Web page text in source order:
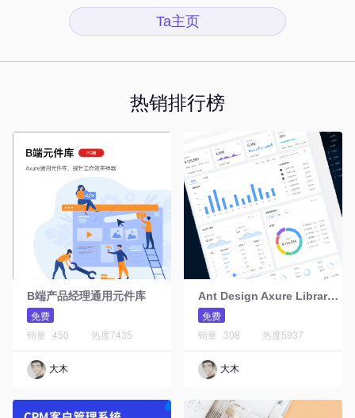
Ta主页
热销排行榜
B端产品经理通用元件库
免费
销量 450 热度7435
大木
A
nt Design Axure Library元件库Web版
免费
销量 308 热度5937
大木